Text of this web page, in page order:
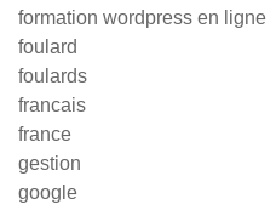
formation wordpress en ligne
foulard
foulards
francais
france
gestion
google